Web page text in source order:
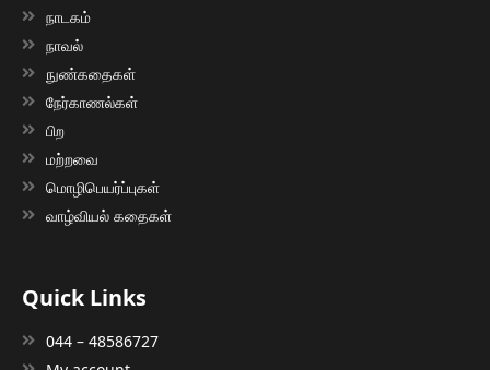
நாடகம்
நாவல்
நுண்கதைகள்
நேர்காணல்கள்
பிற
மற்றவை
மொழிபெயர்ப்புகள்
வாழ்வியல் கதைகள்
Quick Links
044 – 48586727